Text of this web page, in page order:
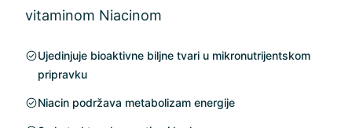
vitaminom Niacinom
Ujedinjuje bioaktivne biljne tvari u mikronutrijentskom
pripravku
Niacin podržava metabolizam energije